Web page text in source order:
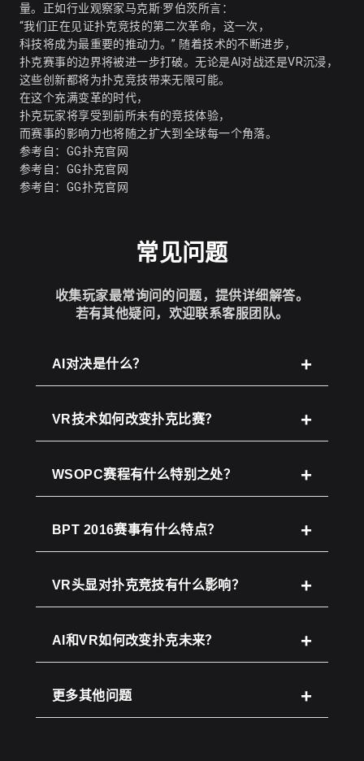
量。正如行业观察家马克斯·罗伯茨所言：
“我们正在见证扑克竞技的第二次革命，这一次，
科技将成为最重要的推动力。” 随着技术的不断进步，
扑克赛事的边界将被进一步打破。无论是AI对战还是VR沉浸，
这些创新都将为扑克竞技带来无限可能。
在这个充满变革的时代，
扑克玩家将享受到前所未有的竞技体验，
而赛事的影响力也将随之扩大到全球每一个角落。
参考自： GG扑克官网
参考自： GG扑克官网
参考自： GG扑克官网
常见问题
收集玩家最常询问的问题，提供详细解答。
若有其他疑问，欢迎联系客服团队。
AI对决是什么？
VR技术如何改变扑克比赛？
WSOPC赛程有什么特别之处？
BPT 2016赛事有什么特点？
VR头显对扑克竞技有什么影响？
AI和VR如何改变扑克未来？
更多其他问题